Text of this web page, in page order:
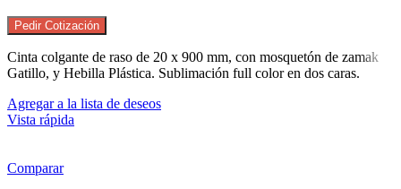
Pedir Cotización
Cinta colgante de raso de 20 x 900 mm, con mosquetón de zamak
Gatillo, y Hebilla Plástica. Sublimación full color en dos caras.
Agregar a la lista de deseos
Vista rápida
Comparar